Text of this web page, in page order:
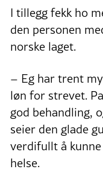
I tillegg fekk ho
den personen
norske laget.
– Eg har trent
løn for strevet.
god behandling,
seier den glade
verdifullt å
helse.